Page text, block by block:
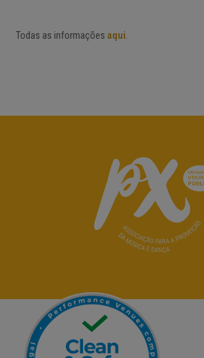
Todas as informações aqui.